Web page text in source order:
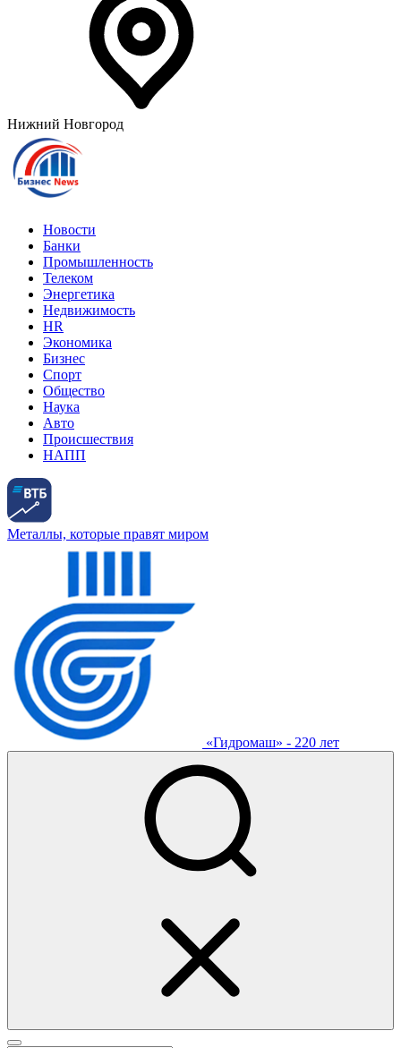
Нижний Новгород
Новости
Банки
Промышленность
Телеком
Энергетика
Недвижимость
HR
Экономика
Бизнес
Спорт
Общество
Наука
Авто
Происшествия
НАПП
Металлы, которые правят миром
«Гидромаш» - 220 лет